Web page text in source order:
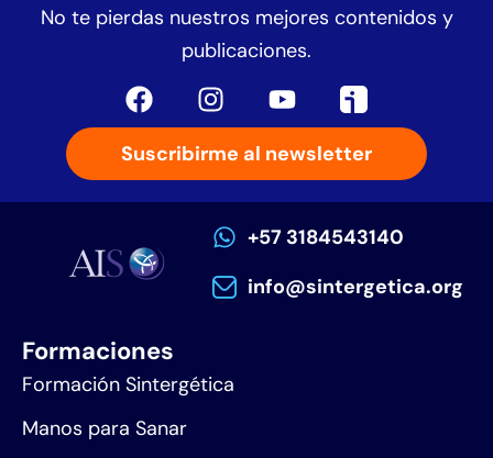
No te pierdas nuestros mejores contenidos y
publicaciones.
Suscribirme al newsletter
+57 3184543140
info@sintergetica.org
Formaciones
Formación Sintergética
Manos para Sanar